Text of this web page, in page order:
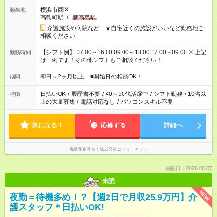
勤務地
横浜市西区
高島町駅 / 新高島駅
介護施設や病院など ★自宅近くの施設がいいなど勤務地ご
相談ください
勤務時間
【シフト例】 07:00～16:00 09:00～18:00 17:00～09:00 ※ 上記
は一例です！その他シフトもご相談ください！
期間 即日～2ヶ月以上 ■開始日の相談OK！
特徴 日払いOK / 履歴書不要 / 40～50代活躍中 / シフト勤務 / 10名以
上の大量募集 / 電話対応なし / パソコンスキル不要
気になる！ 応募する 詳細へ
掲載元企業名 株式会社ニッソーネット
掲載日：2026.08.07
未読
NEW
夜勤＝待機多め！？【週2日で月収25.9万円】介
護スタッフ＊日払いOK!